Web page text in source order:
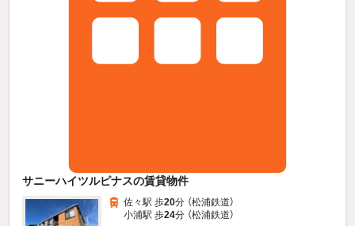
サニーハイツルピナスの賃貸物件
佐々駅 歩20分 （松浦鉄道）
小浦駅 歩24分 （松浦鉄道）